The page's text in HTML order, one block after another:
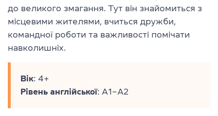
до великого змагання. Тут він знайомиться з
місцевими жителями, вчиться дружби,
командної роботи та важливості помічати
навколишніх.
Вік: 4+
Рівень англійської: A1–A2